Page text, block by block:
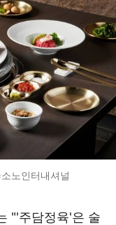
노인터내셔널
"'주담정육'은 술